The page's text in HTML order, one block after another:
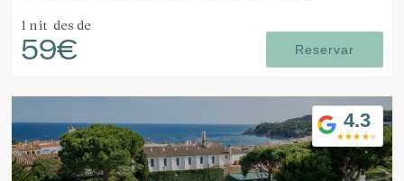
1 nit des de
59€ Reservar
4.3